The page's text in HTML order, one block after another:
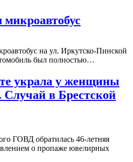
на ул. Иркутско-Пинской
был полностью…
украла у женщины
Случай в Брестской
ГОВД обратилась 46-летняя
о пропаже ювелирных